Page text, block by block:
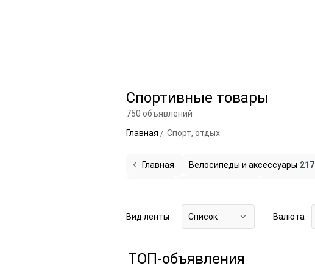
Спортивные товары
750 объявлений
Главная
Спорт, отдых
Главная Велосипеды и аксессуары 217
Вид ленты Список Валюта
ТОП-объявления